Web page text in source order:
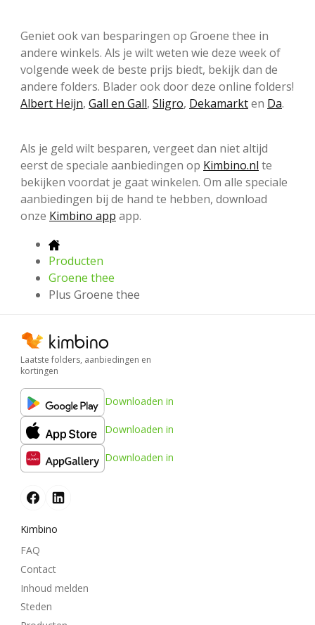
Geniet ook van besparingen op Groene thee in
andere winkels. Als je wilt weten wie deze week of
volgende week de beste prijs biedt, bekijk dan de
andere folders. Blader ook door deze online folders!
Albert Heijn, Gall en Gall, Sligro, Dekamarkten Da.
Als je geld wilt besparen, vergeet dan niet altijd
eerst de speciale aanbiedingen op Kimbino.nl te
bekijken voordat je gaat winkelen. Om alle speciale
aanbiedingen bij de hand te hebben, download
onze Kimbino app app.
Producten
Groene thee
Plus Groene thee
Laatste folders, aanbiedingen en
kortingen
Downloaden in
Downloaden in
Downloaden in
Kimbino
FAQ
Contact
Inhoud melden
Steden